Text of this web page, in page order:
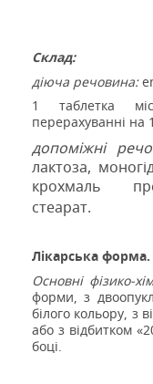
Cклад:
діюча речовина:
1 таблетка
перерахуванні на
допоміжні
лактоза,
крохмаль
стеарат.
Лікарська форма.
Основні фізико-
форми, з
білого кольору, з
або з відбитком
боці.